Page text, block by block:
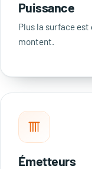
Puissance
Plus la surface est
montent.
Émetteurs